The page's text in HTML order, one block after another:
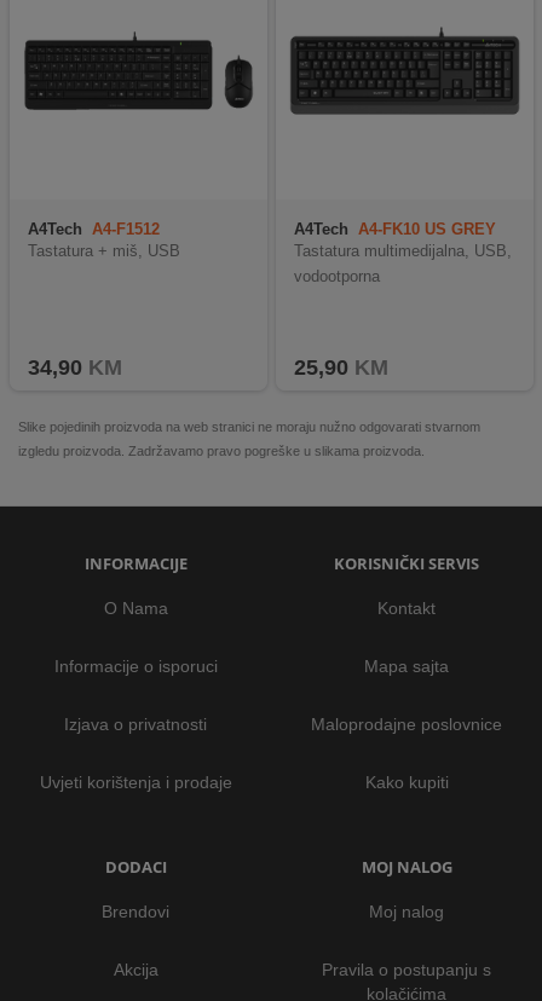
A4Tech A4-F1512
Tastatura + miš, USB
34,90 KM
A4Tech A4-FK10 US GREY
Tastatura multimedijalna, USB,
vodootporna
25,90 KM
Slike pojedinih proizvoda na web stranici ne moraju nužno odgovarati stvarnom
izgledu proizvoda. Zadržavamo pravo pogreške u slikama proizvoda.
INFORMACIJE
O Nama
Informacije o isporuci
Izjava o privatnosti
Uvjeti korištenja i prodaje
KORISNIČKI SERVIS
Kontakt
Mapa sajta
Maloprodajne poslovnice
Kako kupiti
DODACI
Brendovi
Akcija
MOJ NALOG
Moj nalog
Pravila o postupanju s
kolačićima